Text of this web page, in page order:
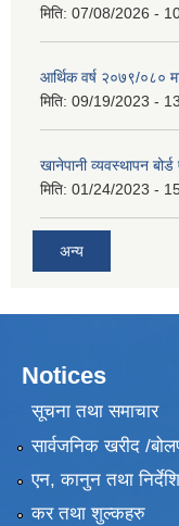
मिति: 07/08/2026 -
आर्थिक वर्ष २०७९/०८०
मिति: 09/19/2023 -
खानेपानी व्यवस्थापन
मिति: 01/24/2023 -
अन्य
Notices
सूचना तथा समाचार
सार्वजनिक खरीद /
एन, कानुन तथा
कर तथा शुल्कहरु